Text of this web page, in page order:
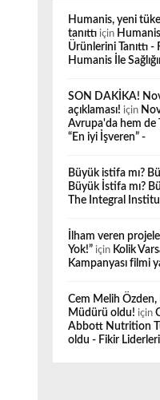
Humanis, yeni
tanıttıiçin
Ürünlerini Tanıttı
Humanis İle
SON DAKİKA!
açıklaması! için
Avrupa'da hem de
“En iyi İşveren” -
Büyük istifa mı?
Büyük İstifa mı?
The Integral
İlham veren
Yok!”için Kolik
Kampanyası filmi
Cem Melih Özden,
Müdürü oldu! için
Abbott Nutrition
oldu - Fikir Liderleri